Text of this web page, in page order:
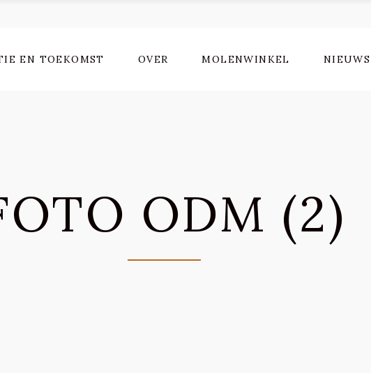
EN TOEKOMST OVER MOLENWINKEL NIEUWS
ODM (2)